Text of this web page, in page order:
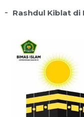
Rashdul Kiblat di